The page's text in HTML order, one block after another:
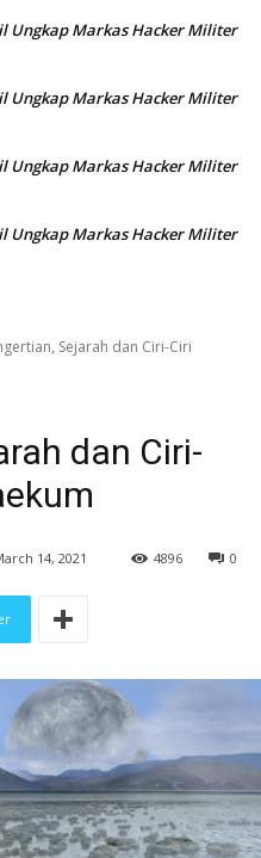
Ungkap Markas Hacker Militer
Ungkap Markas Hacker Militer
Ungkap Markas Hacker Militer
Ungkap Markas Hacker Militer